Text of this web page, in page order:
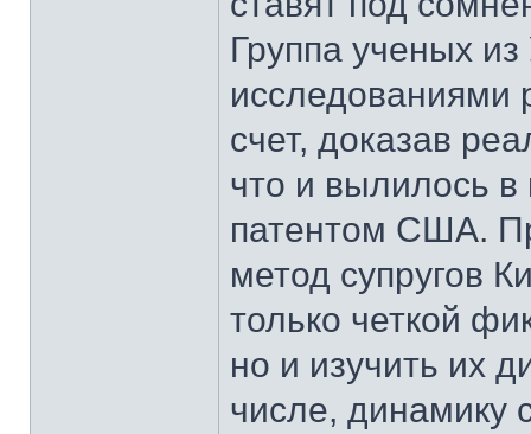
Группа ученых
исследованиями
счет, доказав
что и вылилось в
патентом США.
метод супругов
только четкой
но и изучить их
числе, динамику